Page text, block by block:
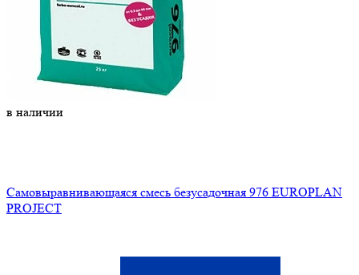
в наличии
Самовыравнивающаяся смесь безусадочная 976 EUROPLAN
PROJECT